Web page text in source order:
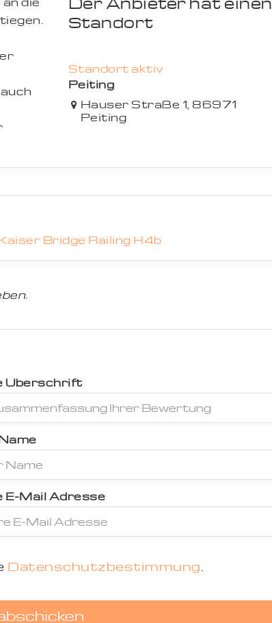
Standort
Standort aktiv
Peiting
Hauser Straße 1, 86971
Peiting
Bridge Railing H4b
Überschrift
E-Mail Adresse
Datenschutzbestimmung